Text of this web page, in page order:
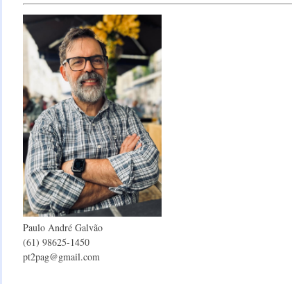
Paulo André Galvão
(61) 98625-1450
pt2pag@gmail.com